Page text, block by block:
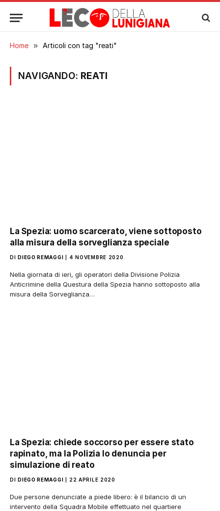
Home » Articoli con tag "reati"
NAVIGANDO: REATI
La Spezia: uomo scarcerato, viene sottoposto
alla misura della sorveglianza speciale
DI DIEGO REMAGGI 4 NOVEMBRE 2020
Nella giornata di ieri, gli operatori della Divisione Polizia
Anticrimine della Questura della Spezia hanno sottoposto alla
misura della Sorveglianza…
La Spezia: chiede soccorso per essere stato
rapinato, ma la Polizia lo denuncia per
simulazione di reato
DI DIEGO REMAGGI 22 APRILE 2020
Due persone denunciate a piede libero: è il bilancio di un
intervento della Squadra Mobile effettuato nel quartiere